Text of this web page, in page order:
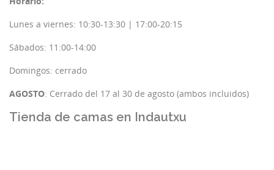
Lunes a viernes: 10:30-13:30 | 17:00-20:15
Sábados: 11:00-14:00
Domingos: cerrado
AGOSTO: Cerrado del 17 al 30 de agosto (ambos incluidos)
Tienda de camas en Indautxu